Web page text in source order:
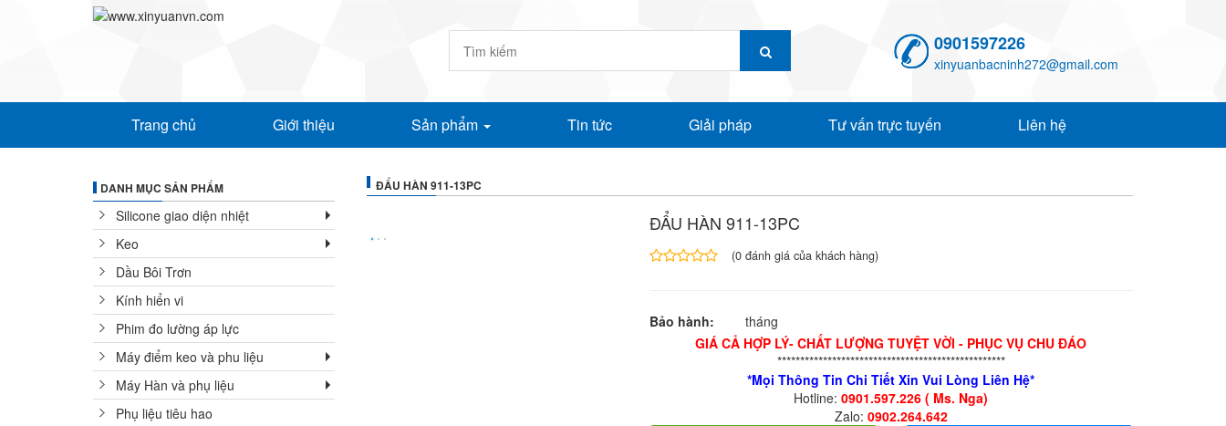
0901597226
xinyuanbacninh272@gmail.com
Trang chủ Giới thiệu Sản phẩm Tin tức Giải pháp Tư vấn trực tuyến Liên hệ
DANH MỤC SẢN PHẨM
Silicone giao diện nhiệt
Keo
Dầu Bôi Trơn
Kính hiển vi
Phim đo lường áp lực
Máy điểm keo và phu liệu
Máy Hàn và phụ liệu
Phụ liệu tiêu hao
ĐẨU HÀN 911-13PC
ĐẨU HÀN 911-13PC
dựa
(0 đánh giá của khách hàng)
Bảo hành:
tháng
GIÁ CẢ HỢP LÝ- CHẤT LƯỢNG TUYỆT VỜI - PHỤC VỤ CHU ĐÁO
**************************************************
*Mọi Thông Tin Chi Tiết Xin Vui Lòng Liên Hệ*
Hotline:0901.597.226 ( Ms. Nga)
Zalo: 0902.264.642